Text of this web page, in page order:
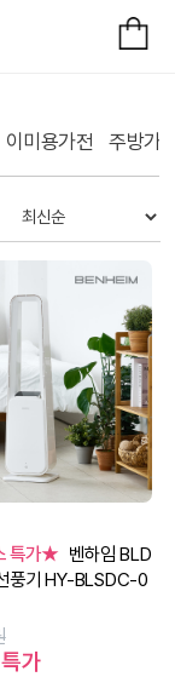
이미용가전 주방가
특가★ 벤하임 BLD
풍기 HY-BLSDC-0
가